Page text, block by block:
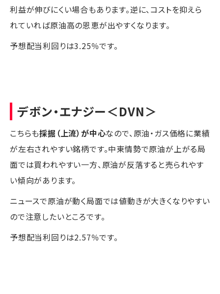
利益が伸びにくい場合もあります。逆に、コストを抑えら
れていれば原油高の恩恵が出やすくなります。
予想配当利回りは3.25％です。
デボン・エナジー＜DVN＞
こちらも採掘（上流）が中心なので、原油・ガス価格に業績
が左右されやすい銘柄です。中東情勢で原油が上がる局
面では買われやすい一方、原油が反落すると売られやす
い傾向があります。
ニュースで原油が動く局面では値動きが大きくなりやすい
ので注意したいところです。
予想配当利回りは2.57％です。